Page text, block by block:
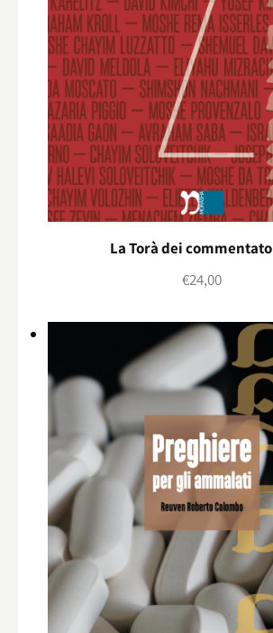
La Torà dei
€24,00